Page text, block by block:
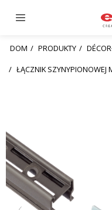
DOM PRODUKTY
ŁĄCZNIK SZYNYPIONOWEJ